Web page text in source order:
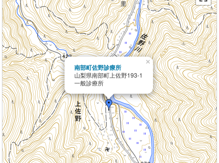
南部町佐野診療所
山梨県南部町上佐野193-1
一般診療所
×